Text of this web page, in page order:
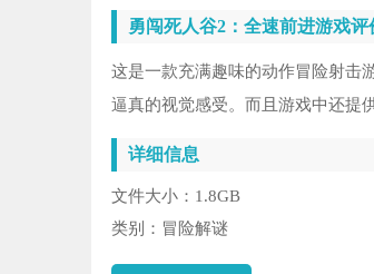
勇闯死人谷2：全速前进游戏评
这是一款充满趣味的动作冒险射击
逼真的视觉感受。而且游戏中还提
详细信息
文件大小： 1.8GB
类别： 冒险解谜